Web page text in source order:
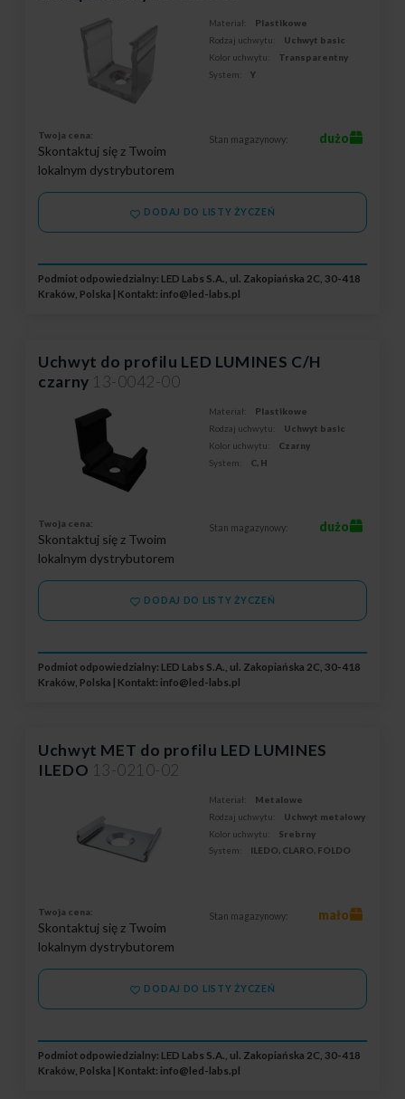
Materiał:
Plastikowe
Rodzaj uchwytu:
Uchwyt basic
Kolor uchwytu:
Transparentny
System:
Y
Twoja cena:
Skontaktuj się z Twoim
lokalnym dystrybutorem
Stan magazynowy: dużo
DODAJ DO LISTY ŻYCZEŃ
Podmiot odpowiedzialny: LED Labs S.A., ul. Zakopiańska 2C, 30-418
Kraków, Polska | Kontakt: info@led-labs.pl
Uchwyt do profilu LED LUMINES C/H
czarny 13-0042-00
Materiał:
Plastikowe
Rodzaj uchwytu:
Uchwyt basic
Kolor uchwytu:
Czarny
System:
C, H
Twoja cena:
Skontaktuj się z Twoim
lokalnym dystrybutorem
Stan magazynowy: dużo
DODAJ DO LISTY ŻYCZEŃ
Podmiot odpowiedzialny: LED Labs S.A., ul. Zakopiańska 2C, 30-418
Kraków, Polska | Kontakt: info@led-labs.pl
Uchwyt MET do profilu LED LUMINES
ILEDO 13-0210-02
Materiał:
Metalowe
Rodzaj uchwytu:
Uchwyt metalowy
Kolor uchwytu:
Srebrny
System:
ILEDO, CLARO, FOLDO
Twoja cena:
Skontaktuj się z Twoim
lokalnym dystrybutorem
Stan magazynowy: mało
DODAJ DO LISTY ŻYCZEŃ
Podmiot odpowiedzialny: LED Labs S.A., ul. Zakopiańska 2C, 30-418
Kraków, Polska | Kontakt: info@led-labs.pl